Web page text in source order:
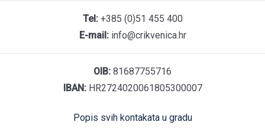
Tel:+385 (0)51 455 400
E-mail:info@crikvenica.hr
OIB: 81687755716
IBAN:HR2724020061805300007
Popis svih kontakata u gradu